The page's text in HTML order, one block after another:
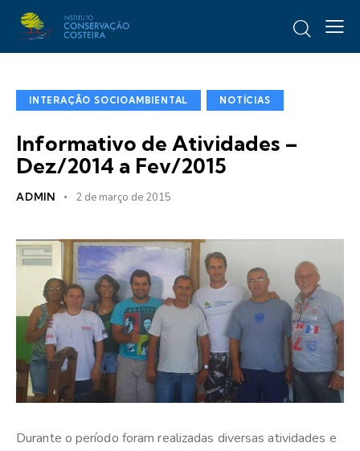
INTERAÇÃO SOCIOAMBIENTAL NOTÍCIAS
Informativo de Atividades –
Dez/2014 a Fev/2015
ADMIN 2 de março de 2015
Durante o período foram realizadas diversas atividades e